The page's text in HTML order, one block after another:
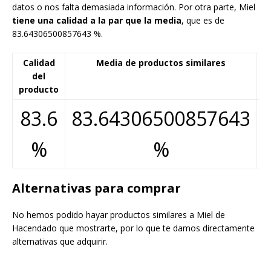
datos o nos falta demasiada información. Por otra parte, Miel
tiene una calidad a la par que la media, que es de
83.64306500857643 %.
Calidad
del
producto
Media de productos similares
83.6
%
83.64306500857643
%
Alternativas para comprar
No hemos podido hayar productos similares a Miel de
Hacendado que mostrarte, por lo que te damos directamente
alternativas que adquirir.